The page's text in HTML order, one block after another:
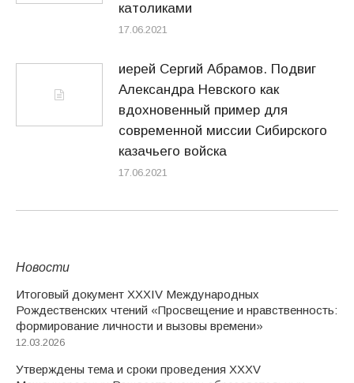
католиками
17.06.2021
иерей Сергий Абрамов. Подвиг
Александра Невского как
вдохновенный пример для
современной миссии Сибирского
казачьего войска
17.06.2021
Новости
Итоговый документ XXХIV Международных
Рождественских чтений «Просвещение и нравственность:
формирование личности и вызовы времени»
12.03.2026
Утверждены тема и сроки проведения XXXV